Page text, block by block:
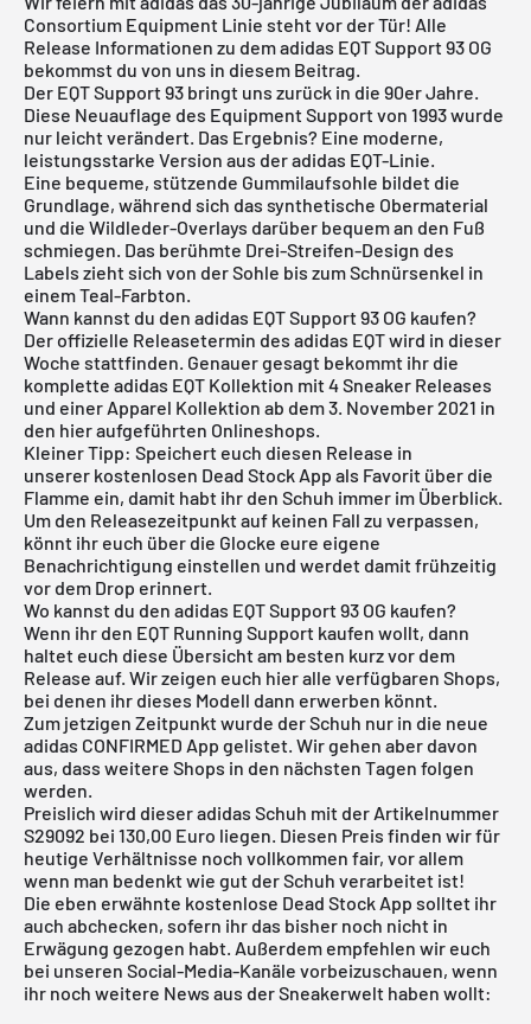
Consortium Equipment Linie steht vor der Tür! Alle
Release Informationen zu dem adidas EQT Support 93 OG
bekommst du von uns in diesem Beitrag.
Der EQT Support 93 bringt uns zurück in die 90er Jahre.
Diese Neuauflage des Equipment Support von 1993 wurde
nur leicht verändert. Das Ergebnis? Eine moderne,
leistungsstarke Version aus deradidas EQT-Linie.
Eine bequeme, stützende Gummilaufsohle bildet die
Grundlage, während sich das synthetische Obermaterial
und die Wildleder-Overlays darüber bequem an den Fuß
schmiegen. Das berühmte Drei-Streifen-Design des
Labels zieht sich von der Sohle bis zum Schnürsenkel in
einem Teal-Farbton.
Wann kannst du den adidas EQT Support 93 OG kaufen?
Der offizielle Releasetermin des adidas EQT wird in dieser
Woche stattfinden. Genauer gesagt bekommt ihr die
komplette adidas EQT Kollektion mit 4 Sneaker Releases
und einer Apparel Kollektion ab dem 3. November 2021 in
den hier aufgeführten Onlineshops.
Kleiner Tipp: Speichert euch diesen Release in
unserer kostenlosen Dead Stock App als Favorit über die
Flamme ein, damit habt ihr den Schuh immer im Überblick.
Um den Releasezeitpunkt auf keinen Fall zu verpassen,
könnt ihr euch über die Glocke eure eigene
Benachrichtigung einstellen und werdet damit frühzeitig
vor dem Drop erinnert.
Wo kannst du den adidas EQT Support 93 OG kaufen?
Wenn ihr den EQT Running Support kaufen wollt, dann
haltet euch diese Übersicht am besten kurz vor dem
Release auf. Wir zeigen euch hier alle verfügbaren Shops,
bei denen ihr dieses Modell dann erwerben könnt.
Zum jetzigen Zeitpunkt wurde der Schuh nur in die neue
adidas CONFIRMED App gelistet. Wir gehen aber davon
aus, dass weitere Shops in den nächsten Tagen folgen
werden.
Preislich wird dieser adidas Schuh mit der Artikelnummer
S29092 bei 130,00 Euro liegen. Diesen Preis finden wir für
heutige Verhältnisse noch vollkommen fair, vor allem
wenn man bedenkt wie gut der Schuh verarbeitet ist!
Die eben erwähnte kostenlose Dead Stock App solltet ihr
auch abchecken, sofern ihr das bisher noch nicht in
Erwägung gezogen habt. Außerdem empfehlen wir euch
bei unseren Social-Media-Kanäle vorbeizuschauen, wenn
ihr noch weitere News aus der Sneakerwelt haben wollt: